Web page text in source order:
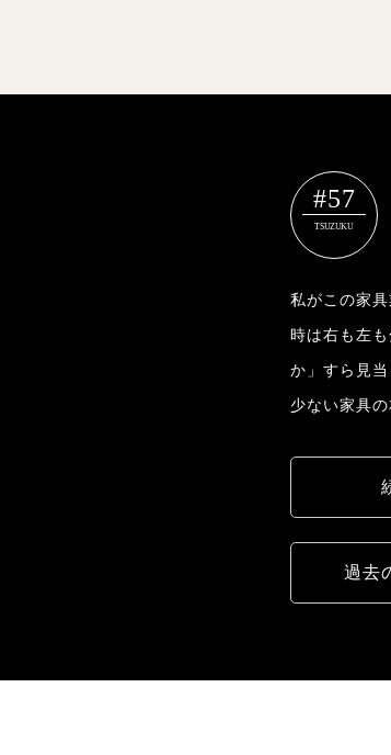
#57
TSUZUKU
私がこの家
時は右も左
か」すら見
少ない家具
過去